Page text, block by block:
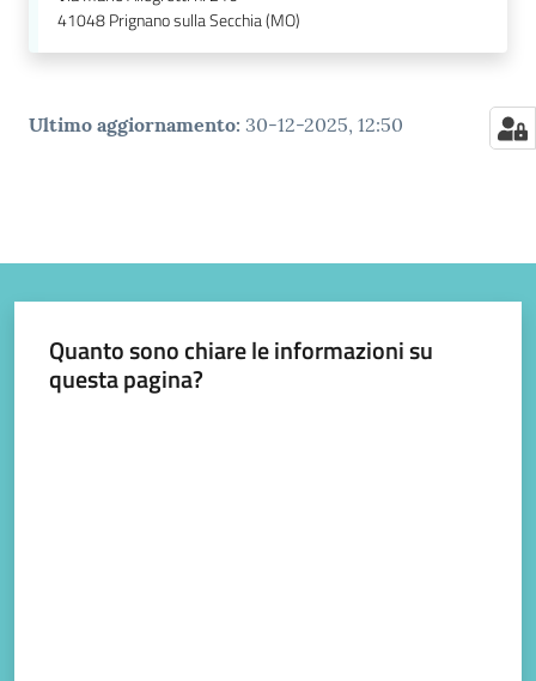
41048Prignano sulla Secchia (MO)
Ultimo aggiornamento: 30-12-2025, 12:50
Quanto sono chiare le informazioni su
questa pagina?